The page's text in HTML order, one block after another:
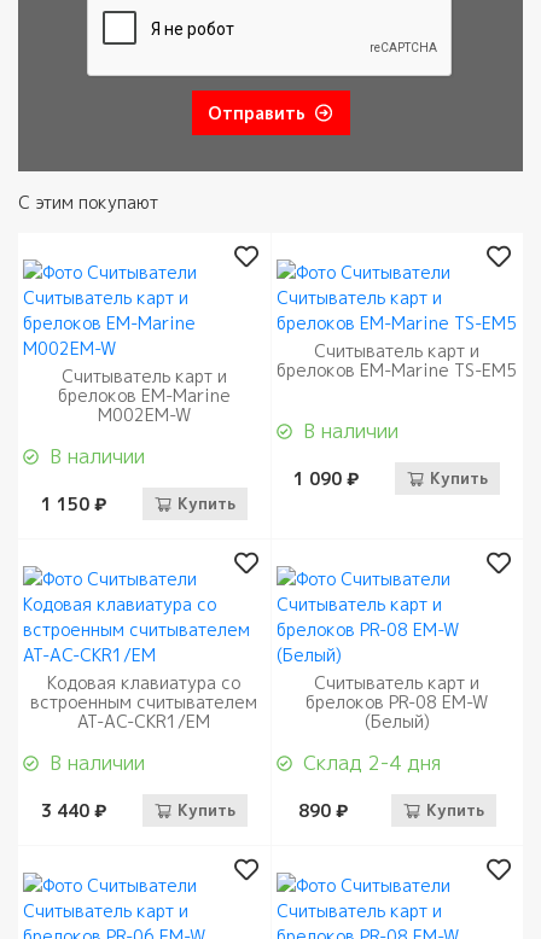
Отправить
С этим покупают
Считыватель карт и
брелоков EM-Marine
M002EM-W
В наличии
1 150 ₽ Купить
Считыватель карт и
брелоков EM-Marine TS-EM5
В наличии
1 090 ₽ Купить
Кодовая клавиатура со
встроенным считывателем
AT-AC-CKR1/EM
В наличии
3 440 ₽ Купить
Считыватель карт и
брелоков PR-08 EM-W
(Белый)
Склад 2-4 дня
890 ₽ Купить